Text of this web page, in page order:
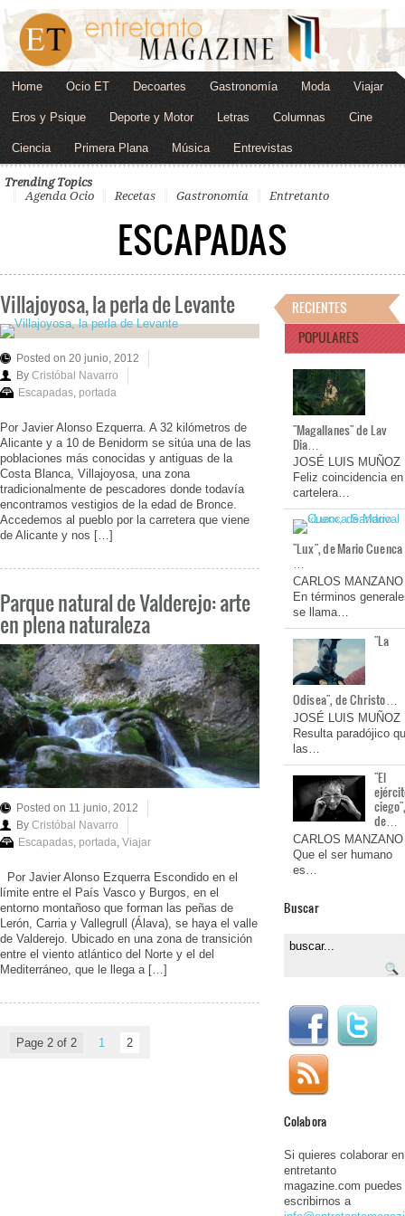
Home Ocio ET Decoartes Gastronomía Moda Viajar
Eros y Psique Deporte y Motor Letras Columnas Cine
Ciencia Primera Plana Música Entrevistas
Trending Topics
Agenda Ocio
Recetas Gastronomía Entretanto
ESCAPADAS
Villajoyosa, la perla de Levante
Posted on 20 junio, 2012
By Cristóbal Navarro
Escapadas portada
Por Javier Alonso Ezquerra. A 32 kilómetros de
Alicante y a 10 de Benidorm se sitúa una de las
poblaciones más conocidas y antiguas de la
Costa Blanca, Villajoyosa, una zona
tradicionalmente de pescadores donde todavía
encontramos vestigios de la edad de Bronce.
Accedemos al pueblo por la carretera que viene
de Alicante y nos […]
Parque natural de Valderejo: arte
en plena naturaleza
Posted on 11 junio, 2012
By Cristóbal Navarro
Escapadas, portada, Viajar
Por Javier Alonso Ezquerra Escondido en el
límite entre el País Vasco y Burgos, en el
entorno montañoso que forman las peñas de
Lerón, Carria y Vallegrull (Álava), se haya el valle
de Valderejo. Ubicado en una zona de transición
entre el viento atlántico del Norte y el del
Mediterráneo, que le llega a […]
Page 2 of 2 1 2
RECIENTES
POPULARES
"Magallanes" de Lav
Dia…
JOSÉ LUIS MUÑOZ
Feliz coincidencia en
cartelera…
"Lux", de Mario Cuenca
…
CARLOS MANZANO
En términos
se llama…
"La
Odisea", de Christo…
JOSÉ LUIS MUÑOZ
Resulta paradójico
las…
"El
de…
CARLOS MANZANO
Que el ser humano
es…
Buscar
Colabora
Si quieres colaborar en
entretanto
magazine.com puedes
escribirnos a